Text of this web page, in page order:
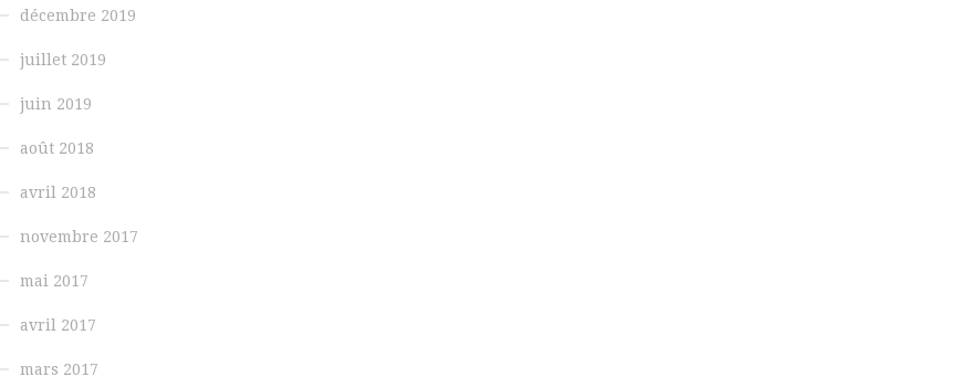
décembre 2019
juillet 2019
juin 2019
août 2018
avril 2018
novembre 2017
mai 2017
avril 2017
mars 2017